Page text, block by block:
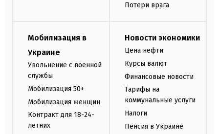
Потери врага
Мобилизация в
Украине
Увольнение с военной
службы
Мобилизация 50+
Мобилизация женщин
Контракт для 18-24-
летних
Новости экономики
Цена нефти
Курсы валют
Финансовые новости
Тарифы на
коммунальные услуги
Налоги
Пенсия в Украине